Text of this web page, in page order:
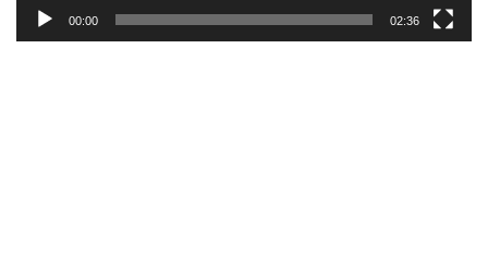
00:00 02:36